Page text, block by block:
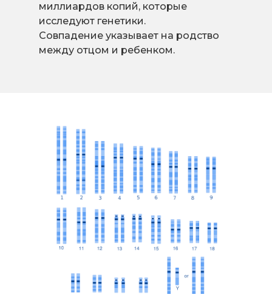
миллиардов копий, которые
исследуют генетики.
Совпадение указывает на родство
между отцом и ребенком.